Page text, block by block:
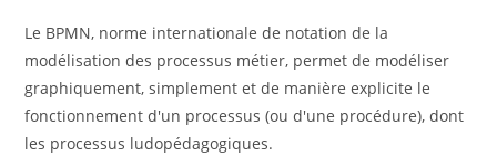
Le BPMN, norme internationale de notation de la
modélisation des processus métier, permet de modéliser
graphiquement, simplement et de manière explicite le
fonctionnement d'un processus (ou d'une procédure), dont
les processus ludopédagogiques.